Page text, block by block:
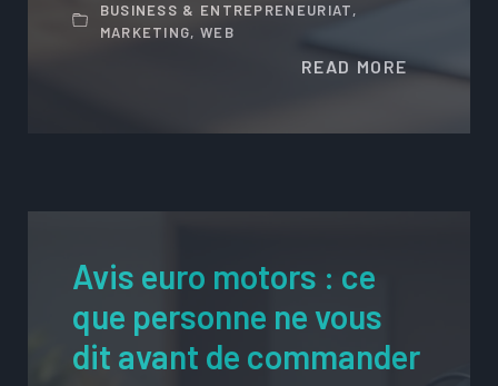
BUSINESS & ENTREPRENEURIAT,
MARKETING, WEB
READ MORE
Avis euro motors : ce
que personne ne vous
dit avant de commander